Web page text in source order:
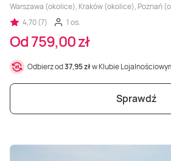
Warszawa (okolice), Kraków (okolice), Poznań
4,70 (7)
1 os.
Od 759,00 zł
Odbierz od37,95 złw Klubie
Sprawdź